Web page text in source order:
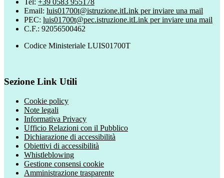
Email: luis01700t@istruzione.itLink per inviare una mail
PEC: luis01700t@pec.istruzione.itLink per inviare una mail
C.F.: 92056500462
Codice Ministeriale LUIS01700T
Sezione Link Utili
Cookie policy
Note legali
Informativa Privacy
Ufficio Relazioni con il Pubblico
Dichiarazione di accessibilità
Obiettivi di accessibilità
Whistleblowing
Gestione consensi cookie
Amministrazione trasparente